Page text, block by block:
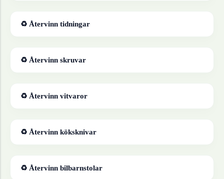
♻ Återvinn tidningar
♻ Återvinn skruvar
♻ Återvinn vitvaror
♻ Återvinn köksknivar
♻ Återvinn bilbarnstolar